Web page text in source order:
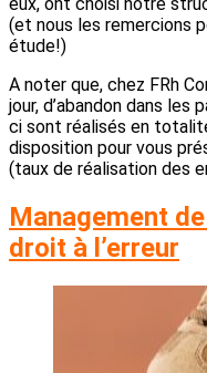
(et nous les remercions
étude!)
A noter que, chez FRh
jour, d’abandon dans les
ci sont réalisés en
disposition pour vous
(taux de réalisation des
Management
droit à l’erreur